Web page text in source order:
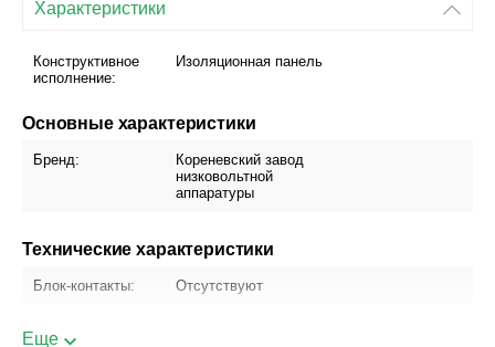
Характеристики
Конструктивное
исполнение:
Изоляционная панель
Основные характеристики
Бренд:
Кореневский завод
низковольтной
аппаратуры
Технические характеристики
Блок-контакты: Отсутствуют
привода:
Еще